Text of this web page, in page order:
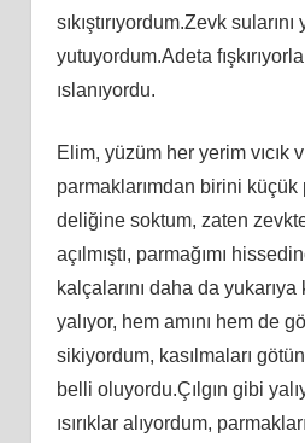
sıkıştırıyordum.Zevk sularını
yutuyordum.Adeta
ıslanıyordu.
Elim, yüzüm her yerim vıcık
parmaklarımdan birini
deliğine soktum, zaten
açılmıştı, parmağımı
kalçalarını daha da yukarıya
yalıyor, hem amını hem de
sikiyordum, kasılmaları
belli oluyordu.Çılgın gibi
ısırıklar alıyordum,